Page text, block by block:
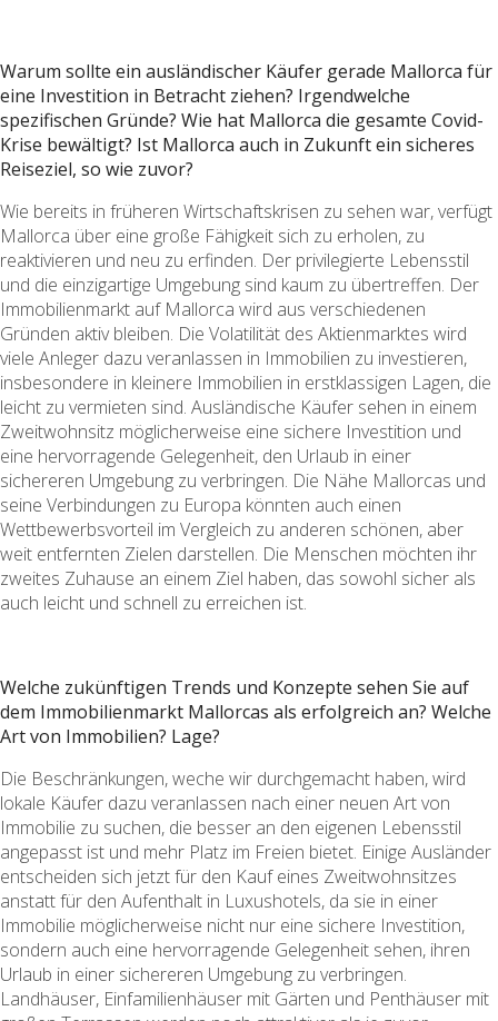
Warum sollte ein ausländischer Käufer gerade Mallorca für
eine Investition in Betracht ziehen? Irgendwelche
spezifischen Gründe? Wie hat Mallorca die gesamte Covid-
Krise bewältigt? Ist Mallorca auch in Zukunft ein sicheres
Reiseziel, so wie zuvor?
Wie bereits in früheren Wirtschaftskrisen zu sehen war, verfügt
Mallorca über eine große Fähigkeit sich zu erholen, zu
reaktivieren und neu zu erfinden. Der privilegierte Lebensstil
und die einzigartige Umgebung sind kaum zu übertreffen. Der
Immobilienmarkt auf Mallorca wird aus verschiedenen
Gründen aktiv bleiben. Die Volatilität des Aktienmarktes wird
viele Anleger dazu veranlassen in Immobilien zu investieren,
insbesondere in kleinere Immobilien in erstklassigen Lagen, die
leicht zu vermieten sind. Ausländische Käufer sehen in einem
Zweitwohnsitz möglicherweise eine sichere Investition und
eine hervorragende Gelegenheit, den Urlaub in einer
sichereren Umgebung zu verbringen. Die Nähe Mallorcas und
seine Verbindungen zu Europa könnten auch einen
Wettbewerbsvorteil im Vergleich zu anderen schönen, aber
weit entfernten Zielen darstellen. Die Menschen möchten ihr
zweites Zuhause an einem Ziel haben, das sowohl sicher als
auch leicht und schnell zu erreichen ist.
Welche zukünftigen Trends und Konzepte sehen Sie auf
dem Immobilienmarkt Mallorcas als erfolgreich an? Welche
Art von Immobilien? Lage?
Die Beschränkungen, weche wir durchgemacht haben, wird
lokale Käufer dazu veranlassen nach einer neuen Art von
Immobilie zu suchen, die besser an den eigenen Lebensstil
angepasst ist und mehr Platz im Freien bietet. Einige Ausländer
entscheiden sich jetzt für den Kauf eines Zweitwohnsitzes
anstatt für den Aufenthalt in Luxushotels, da sie in einer
Immobilie möglicherweise nicht nur eine sichere Investition,
sondern auch eine hervorragende Gelegenheit sehen, ihren
Urlaub in einer sichereren Umgebung zu verbringen.
Landhäuser, Einfamilienhäuser mit Gärten und Penthäuser mit